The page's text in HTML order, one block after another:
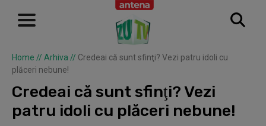
Home // Arhiva // Credeai că sunt sfinţi? Vezi patru idoli cu
plăceri nebune!
Credeai că sunt sfinţi? Vezi
patru idoli cu plăceri nebune!